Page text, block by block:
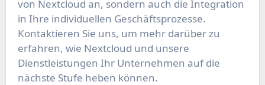
von Nextcloud an, sondern auch die Integration
in Ihre individuellen Geschäftsprozesse.
Kontaktieren Sie uns, um mehr darüber zu
erfahren, wie Nextcloud und unsere
Dienstleistungen Ihr Unternehmen auf die
nächste Stufe heben können.